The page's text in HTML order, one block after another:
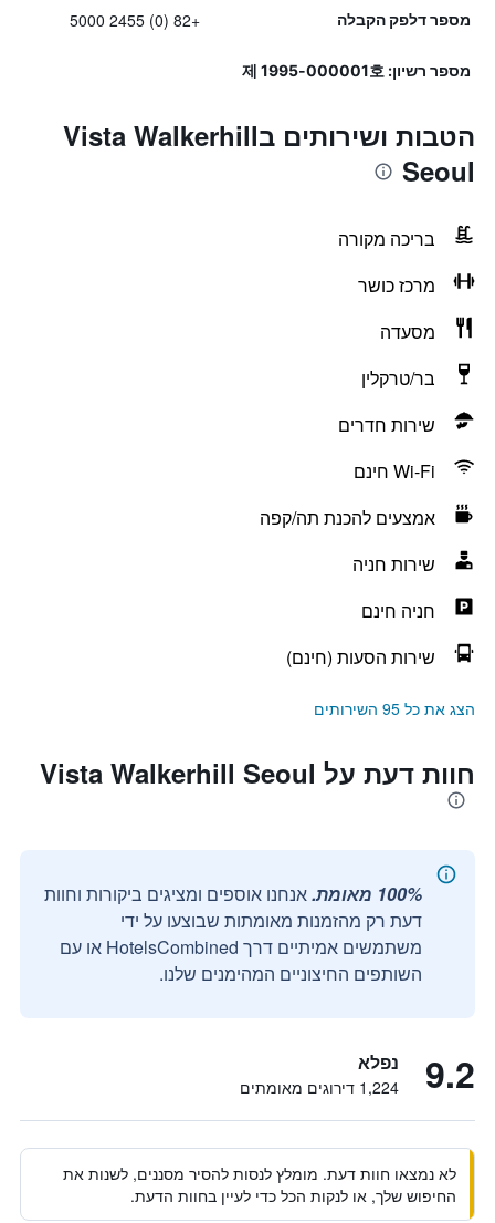
מספר דלפק הקבלה +82 (0) 2455 5000
מספר רשיון: 제 1995-000001호
הטבות ושירותים בVista Walkerhill
Seoul
בריכה מקורה
מרכז כושר
מסעדה
בר/טרקלין
שירות חדרים
Wi-Fi חינם
אמצעים להכנת תה/קפה
שירות חניה
חניה חינם
שירות הסעות (חינם)
הצג את כל 95 השירותים
חוות דעת על Vista Walkerhill Seoul
100% מאומת.
אנחנו אוספים ומציגים ביקורות וחוות
דעת רק מהזמנות מאומתות שבוצעו על ידי
משתמשים אמיתיים דרך HotelsCombined או עם
השותפים החיצוניים המהימנים שלנו.
9.2 נפלא
1,224 דירוגים מאומתים
לא נמצאו חוות דעת. מומלץ לנסות להסיר מסננים, לשנות את
החיפוש שלך, או לנקות הכל כדי לעיין בחוות הדעת.